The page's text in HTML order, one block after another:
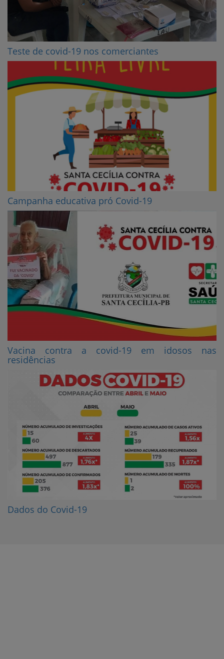
Teste de covid-19 nos comerciantes
Campanha educativa pró Covid-19
Vacina contra a covid-19 em idosos nas
residências
Dados do Covid-19